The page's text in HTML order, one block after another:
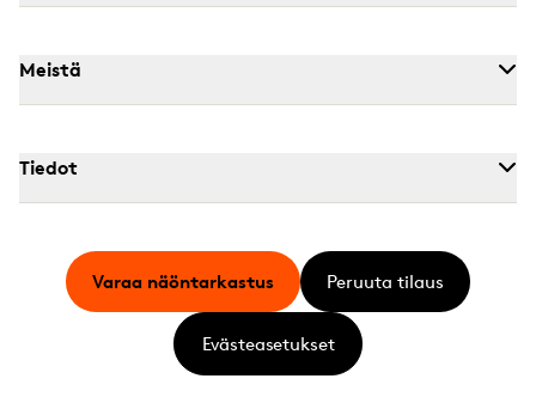
Meistä
Tiedot
Varaa näöntarkastus Peruuta tilaus
Evästeasetukset